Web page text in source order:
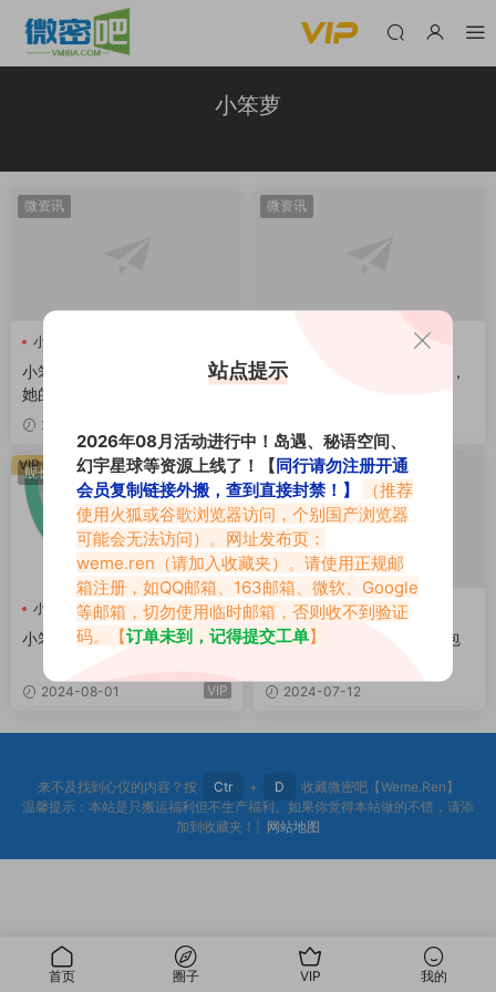
小笨萝
微资讯
小笨萝
小笨萝舰长图，水印中透入出
她的美！
2024-08-02
微资讯
小笨萝舰长图包
小笨萝舰长图包有哪些作品，
舰长门槛
小笨萝 小笨萝舰长图 08期
小笨萝B站舰长图包视图汇总
2024-08-01 VIP
VIP 微密热点
小笨萝
小笨萝充电专属
小笨萝舰长图
B站小笨萝充电专属舰长图包
2024-07-12
来不及找到心仪的内容？按 Ctr + D
收藏微密吧【Weme.Ren】
温馨提示：本站是只搬运福利但不生产福利。如果你觉得本站做的不错，请添
加到收藏夹！| 网站地图
首页 圈子 VIP 我的
站点提示
2026年08月活动进行中！岛遇、秘语空间、
幻宇星球等资源上线了！【同行请勿注册开通
会员复制链接外搬，查到直接封禁！】
（推荐
使用火狐或谷歌浏览器访问，个别国产浏览器
可能会无法访问）。网址发布页：
weme.ren （请加入收藏夹）。请使用正规邮
箱注册，如QQ邮箱、163邮箱、微软、Google
等邮箱，切勿使用临时邮箱，否则收不到验证
码。【订单未到，记得提交工单】